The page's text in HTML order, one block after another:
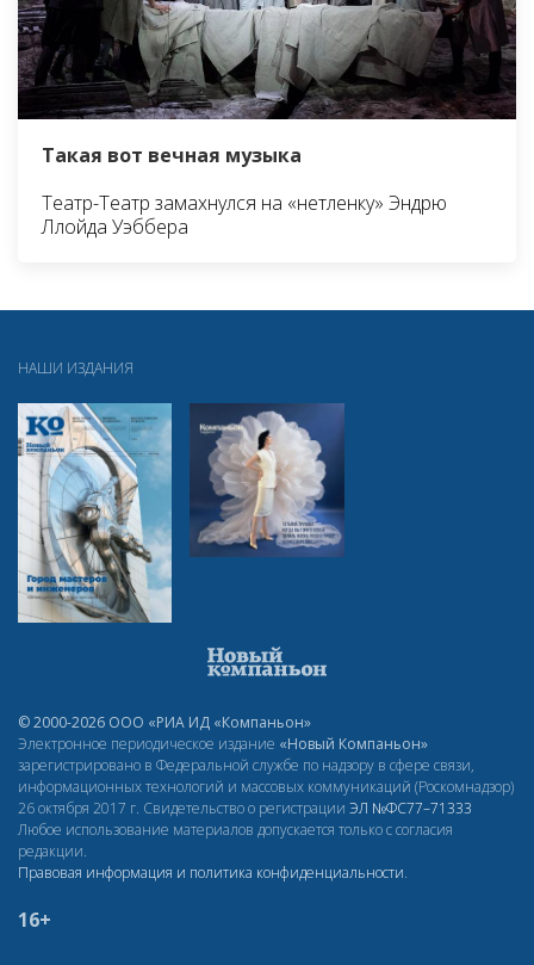
Такая вот вечная музыка
Театр-Театр замахнулся на «нетленку» Эндрю
Ллойда Уэббера
НАШИ ИЗДАНИЯ
© 2000-2026 ООО «РИА ИД «Компаньон»
Электронное периодическое издание «Новый Компаньон»
зарегистрировано в Федеральной службе по надзору в сфере связи,
информационных технологий и массовых коммуникаций (Роскомнадзор)
26 октября 2017 г. Свидетельство о регистрации ЭЛ №ФС77–71333
Любое использование материалов допускается только с согласия
редакции.
Правовая информация и политика конфиденциальности.
16+